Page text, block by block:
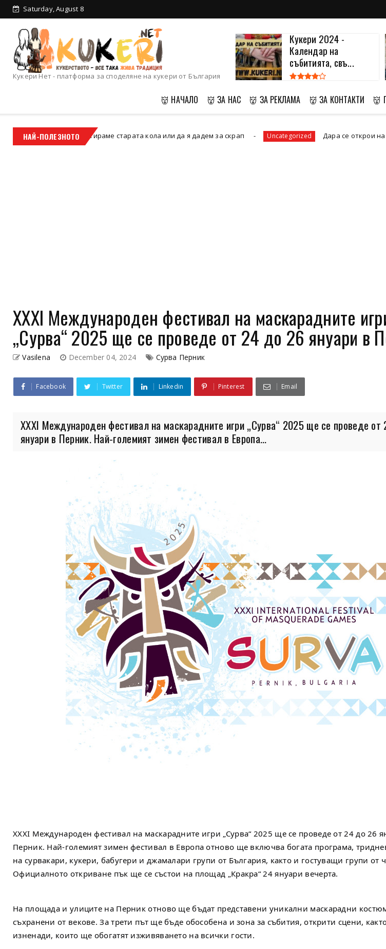
Saturday, August 8
Кукери Нет - платформа за споделяне на кукери от България
Кукерски календар
2025
Кукери 2024 -
Календар на
събитията, свъ...
👹 НАЧАЛО 👹 ЗА НАС 👹 ЗА РЕКЛАМА 👹 ЗА КОНТАКТИ 👹
НАЙ-ПОЛЕЗНОТО
Да ремонтираме старата кола или да я дадем за скрап Uncategorized Дара се открои на Евровизия с
XXXI Международен фестивал на маскарадните
„Сурва“ 2025 ще се проведе от 24 до 26 януари в
Vasilena December 04, 2024 Сурва Перник
Facebook Twitter Linkedin Pinterest Email
XXXI Международен фестивал на маскарадните игри „Сурва“ 2025 ще се проведе
януари в Перник. Най-големият зимен фестивал в Европа...
XXXI Международен фестивал на маскарадните игри „Сурва“ 2025 ще се проведе от 24 до 26
Перник. Най-големият зимен фестивал в Европа отново ще включва богата програма,
на сурвакари, кукери, бабугери и джамалари групи от България, както и гостуващи групи от
Официалното откриване пък ще се състои на площад „Кракра“ 24 януари вечерта.
На площада и улиците на Перник отново ще бъдат представени уникални маскарадни
съхранени от векове. За трети път ще бъде обособена и зона за събития, открити сцени,
изненади, които ще обогатят изживяването на всички гости.